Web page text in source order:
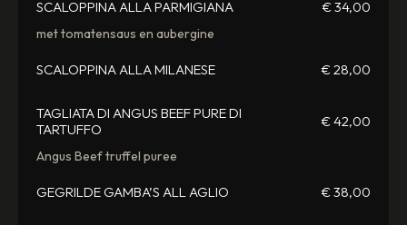
SCALOPPINA ALLA PARMIGIANA € 34,00
met tomatensaus en aubergine
SCALOPPINA ALLA MILANESE € 28,00
TAGLIATA DI ANGUS BEEF PURE DI
TARTUFFO
€ 42,00
Angus Beef truffel puree
GEGRILDE GAMBA’S ALL AGLIO € 38,00